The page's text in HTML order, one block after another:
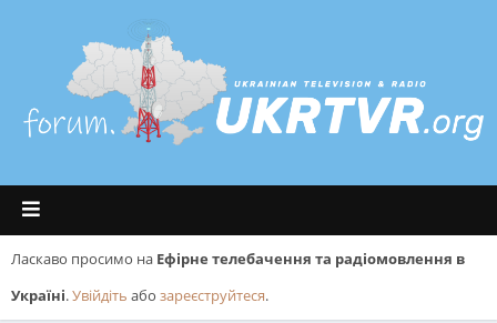
Ласкаво просимо на Ефірне телебачення та радіомовлення в
Україні.Увійдіть або зареєструйтеся.